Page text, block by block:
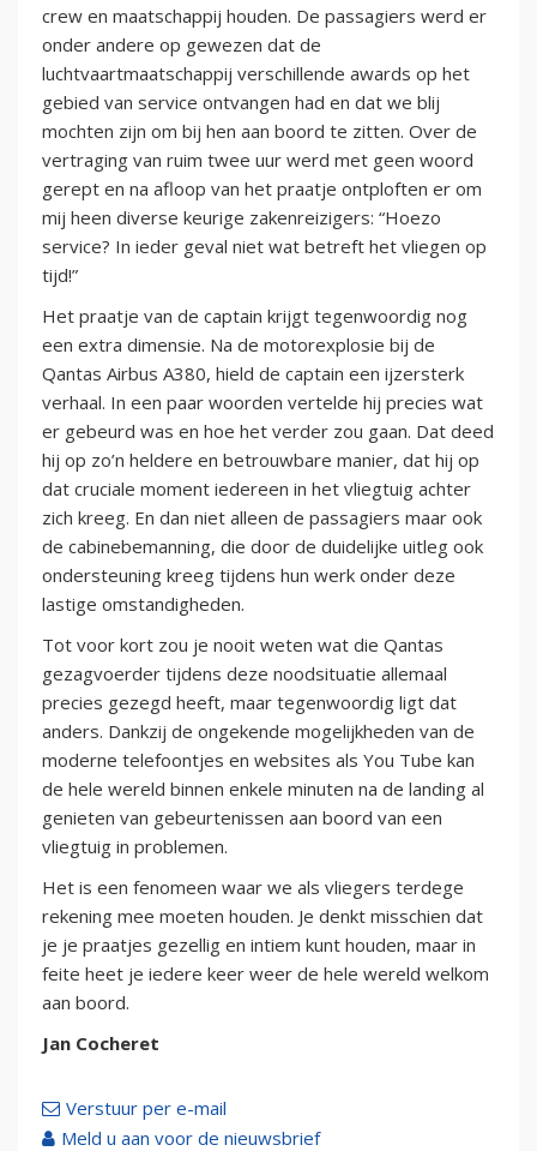
crew en maatschappij houden. De passagiers werd er
onder andere op gewezen dat de
luchtvaartmaatschappij verschillende awards op het
gebied van service ontvangen had en dat we blij
mochten zijn om bij hen aan boord te zitten. Over de
vertraging van ruim twee uur werd met geen woord
gerept en na afloop van het praatje ontploften er om
mij heen diverse keurige zakenreizigers: “Hoezo
service? In ieder geval niet wat betreft het vliegen op
tijd!”
Het praatje van de captain krijgt tegenwoordig nog
een extra dimensie. Na de motorexplosie bij de
Qantas Airbus A380, hield de captain een ijzersterk
verhaal. In een paar woorden vertelde hij precies wat
er gebeurd was en hoe het verder zou gaan. Dat deed
hij op zo’n heldere en betrouwbare manier, dat hij op
dat cruciale moment iedereen in het vliegtuig achter
zich kreeg. En dan niet alleen de passagiers maar ook
de cabinebemanning, die door de duidelijke uitleg ook
ondersteuning kreeg tijdens hun werk onder deze
lastige omstandigheden.
Tot voor kort zou je nooit weten wat die Qantas
gezagvoerder tijdens deze noodsituatie allemaal
precies gezegd heeft, maar tegenwoordig ligt dat
anders. Dankzij de ongekende mogelijkheden van de
moderne telefoontjes en websites als You Tube kan
de hele wereld binnen enkele minuten na de landing al
genieten van gebeurtenissen aan boord van een
vliegtuig in problemen.
Het is een fenomeen waar we als vliegers terdege
rekening mee moeten houden. Je denkt misschien dat
je je praatjes gezellig en intiem kunt houden, maar in
feite heet je iedere keer weer de hele wereld welkom
aan boord.
Jan Cocheret
Verstuur per e-mail
Meld u aan voor de nieuwsbrief